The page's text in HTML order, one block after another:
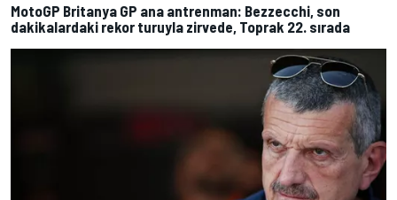
MotoGP Britanya GP ana antrenman: Bezzecchi, son
dakikalardaki rekor turuyla zirvede, Toprak 22. sırada